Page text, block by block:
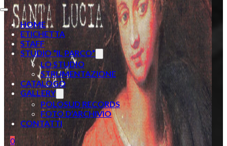
HOME
ETICHETTA
STAFF
STUDIO “IL PARCO”
LO STUDIO
STRUMENTAZIONE
CATALOGO
GALLERY
POLOSUD RECORDS
FOTO D’ARCHIVIO
CONTATTI
0